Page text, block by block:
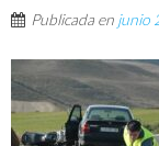
Publicada en junio